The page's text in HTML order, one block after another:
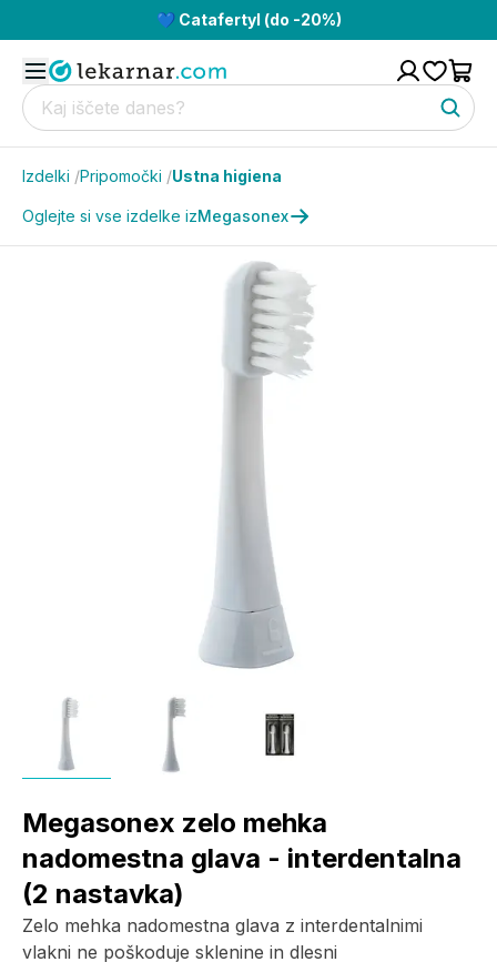
💙 Catafertyl (do -20%)
Izdelki /Pripomočki /Ustna higiena
Oglejte si vse izdelke izMegasonex
Megasonex zelo mehka
nadomestna glava - interdentalna
(2 nastavka)
Zelo mehka nadomestna glava z interdentalnimi
vlakni ne poškoduje sklenine in dlesni